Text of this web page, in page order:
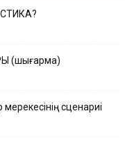
(шығарма)
сценариі